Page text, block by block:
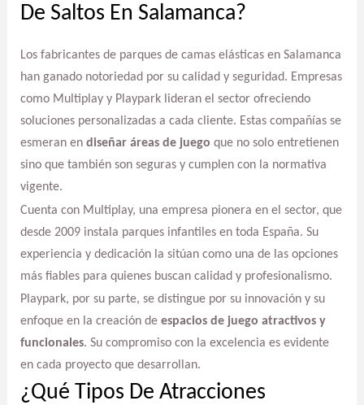
De Saltos En Salamanca?
Los fabricantes de parques de camas elásticas en Salamanca
han ganado notoriedad por su calidad y seguridad. Empresas
como Multiplay y Playpark lideran el sector ofreciendo
soluciones personalizadas a cada cliente. Estas compañías se
esmeran en diseñar áreas de juego que no solo entretienen
sino que también son seguras y cumplen con la normativa
vigente.
Cuenta con Multiplay, una empresa pionera en el sector, que
desde 2009 instala parques infantiles en toda España. Su
experiencia y dedicación la sitúan como una de las opciones
más fiables para quienes buscan calidad y profesionalismo.
Playpark, por su parte, se distingue por su innovación y su
enfoque en la creación de espacios de juego atractivos y
funcionales. Su compromiso con la excelencia es evidente
en cada proyecto que desarrollan.
¿Qué Tipos De Atracciones